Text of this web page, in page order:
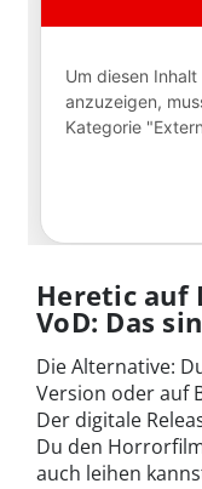
Heretic auf
VoD: Das
Die Alternative:
Version oder auf
Der digitale
Du den
auch leihen